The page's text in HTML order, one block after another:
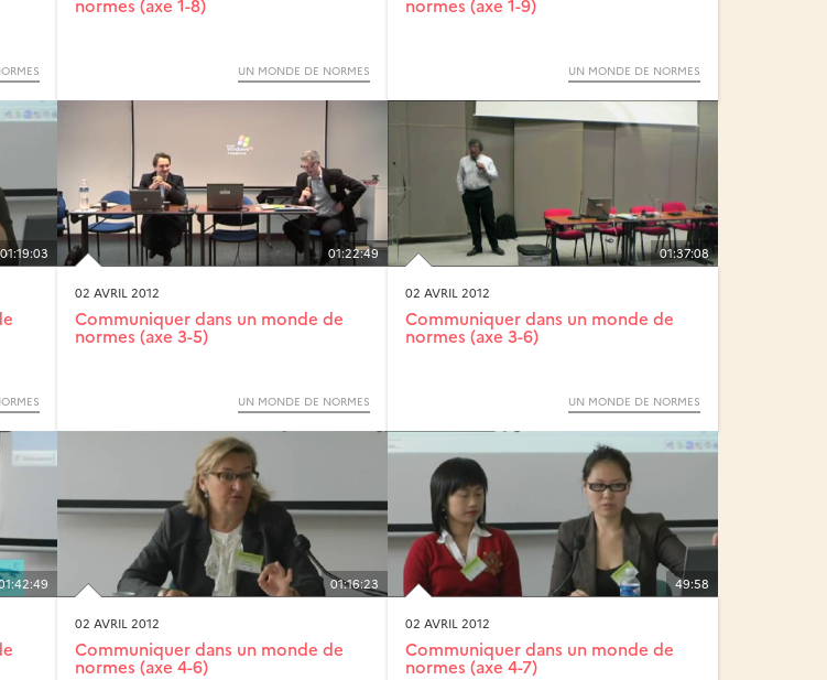
normes (axe 1-8)
UN MONDE DE NORMES
normes (axe 1-9)
UN MONDE DE NORMES
01:19:03 01:22:49
02 AVRIL 2012
Communiquer dans un monde de
normes (axe 3-5)
UN MONDE DE NORMES
01:37:08
02 AVRIL 2012
Communiquer dans un monde de
normes (axe 3-6)
UN MONDE DE NORMES
01:16:23
02 AVRIL 2012
Communiquer dans un monde de
normes (axe 4-6)
49:58
02 AVRIL 2012
Communiquer dans un monde de
normes (axe 4-7)